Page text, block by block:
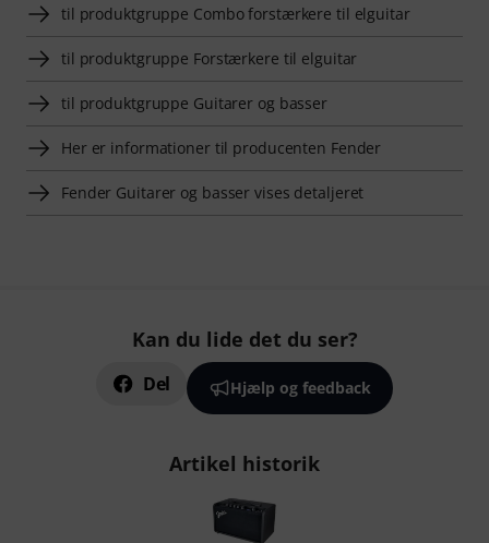
til produktgruppe Combo forstærkere til elguitar
til produktgruppe Forstærkere til elguitar
til produktgruppe Guitarer og basser
Her er informationer til producenten Fender
Fender Guitarer og basser vises detaljeret
Kan du lide det du ser?
Del Hjælp og feedback
Artikel historik